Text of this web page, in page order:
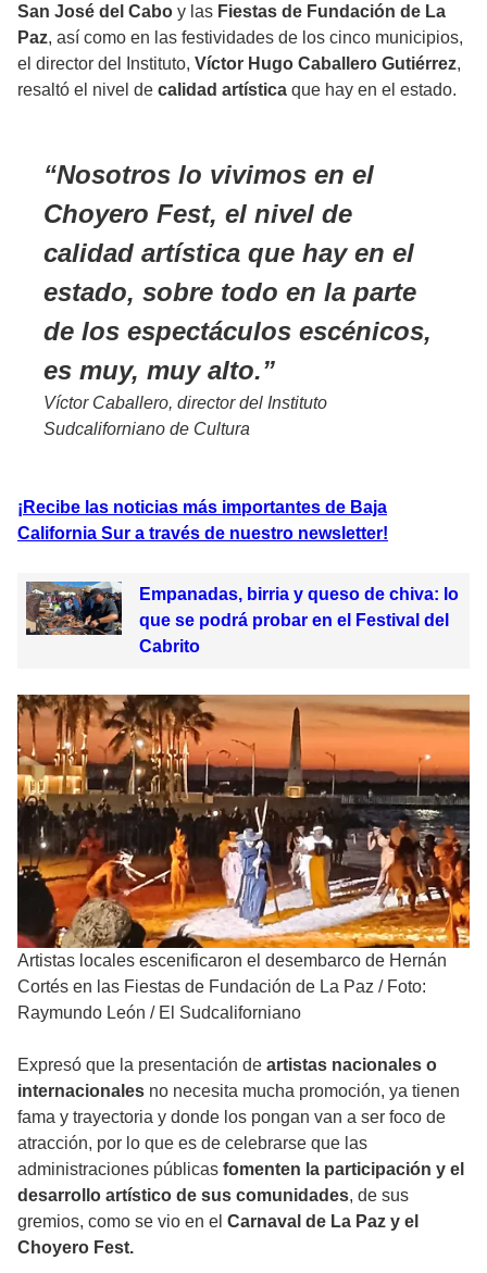
San José del Cabo y las Fiestas de Fundación de La
Paz, así como en las festividades de los cinco municipios,
el director del Instituto, Víctor Hugo Caballero Gutiérrez,
resaltó el nivel de calidad artística que hay en el estado.
Nosotros lo vivimos en el
Choyero Fest, el nivel de
calidad artística que hay en el
estado, sobre todo en la parte
de los espectáculos escénicos,
es muy, muy alto.
Víctor Caballero, director del Instituto
Sudcaliforniano de Cultura
¡Recibe las noticias más importantes de Baja
California Sur a través de nuestro newsletter!
Empanadas, birria y queso de chiva: lo
que se podrá probar en el Festival del
Cabrito
Artistas locales escenificaron el desembarco de Hernán
Cortés en las Fiestas de Fundación de La Paz / Foto:
Raymundo León / El Sudcaliforniano
Expresó que la presentación de artistas nacionales o
internacionales no necesita mucha promoción, ya tienen
fama y trayectoria y donde los pongan van a ser foco de
atracción, por lo que es de celebrarse que las
administraciones públicas fomenten la participación y el
desarrollo artístico de sus comunidades, de sus
gremios, como se vio en el Carnaval de La Paz y el
Choyero Fest.